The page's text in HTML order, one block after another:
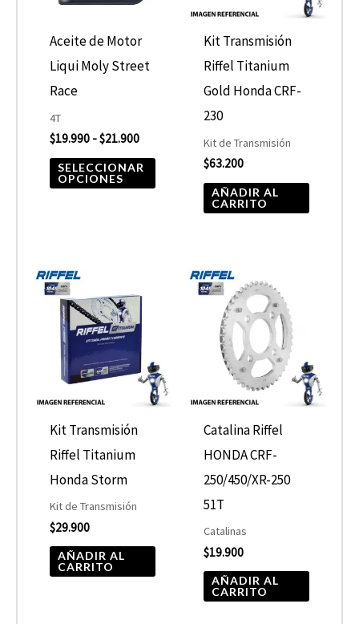
Aceite de Motor
Liqui Moly Street
Race
4T
$19.990 -$21.900
SELECCIONAR
OPCIONES
opciones
la
página
Kit Transmisión
Riffel Titanium
Gold Honda CRF-
230
Kit de Transmisión
$63.200
AÑADIR AL
CARRITO
Kit Transmisión
Riffel Titanium
Honda Storm
Kit de Transmisión
$29.900
AÑADIR AL
CARRITO
Catalina Riffel
HONDA CRF-
250/450/XR-250
51T
Catalinas
$19.900
AÑADIR AL
CARRITO